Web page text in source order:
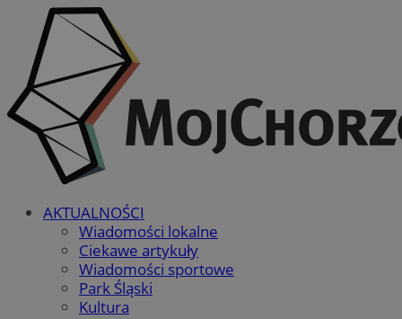
AKTUALNOŚCI
Wiadomości lokalne
Ciekawe artykuły
Wiadomości sportowe
Park Śląski
Kultura